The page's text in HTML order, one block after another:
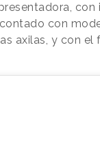
con
con
axilas, y con